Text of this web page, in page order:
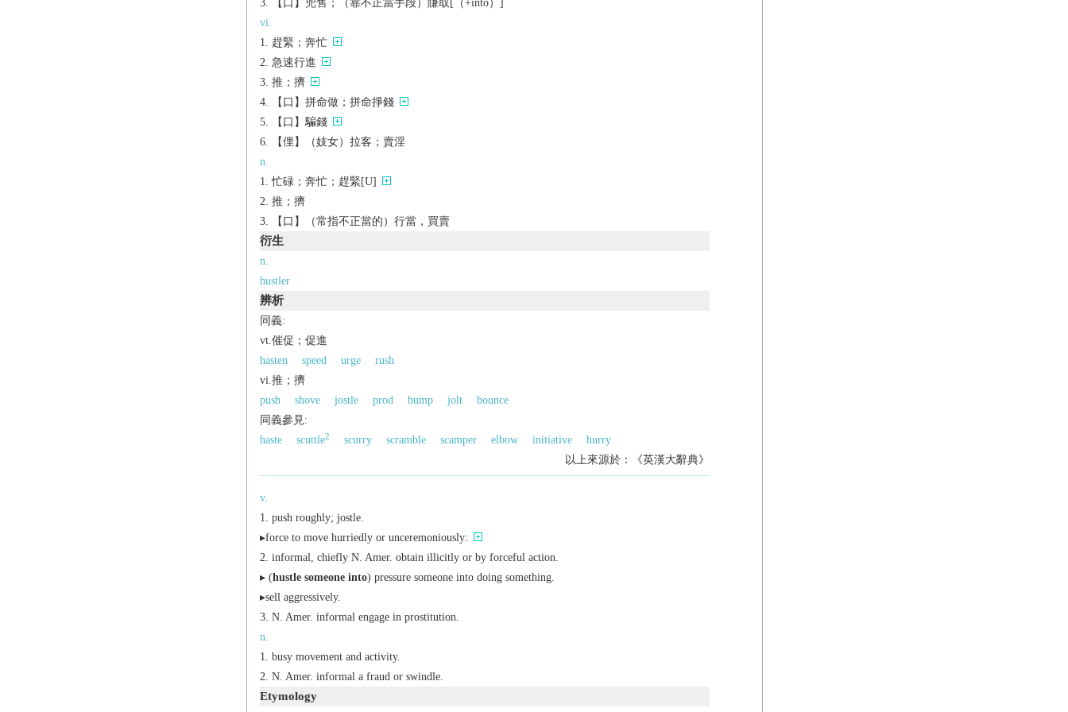
【口】兜售；（靠不正當手段）賺取[（+into）]
vi.
趕緊；奔忙
急速行進
推；擠
【口】拼命做；拼命掙錢
【口】騙錢
【俚】（妓女）拉客；賣淫
n.
忙碌；奔忙；趕緊[U]
推；擠
【口】（常指不正當的）行當，買賣
衍生
n.
hustler
辨析
同義:
vt.催促；促進
hasten
speed urge
rush
vi.推；擠
push
shove jostle prod bump jolt
bounce
同義參見:
haste
scuttle2 scurry scramble scamper elbow initiative
hurry
以上來源於：《英漢大辭典》
v.
push roughly; jostle.
▸force to move hurriedly or unceremoniously:
informal,
chiefly N. Amer. obtain illicitly or by forceful action.
▸ (hustle someone into) pressure someone into doing something.
▸sell aggressively.
N. Amer. informal engage in prostitution.
n.
busy movement and activity.
N. Amer. informal a fraud or swindle.
Etymology